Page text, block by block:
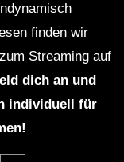
ᵐⁱˣ ˢᵉᵗ ‹|›
Mix ‹|›
waren bunte
finden wir
Streaming auf
dich an und
individuell für